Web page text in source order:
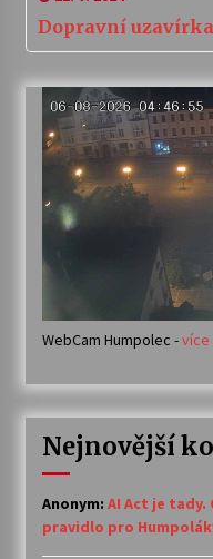
Dopravní uzavírka
WebCam Humpolec -více
Nejnovější
Anonym: AI Act je tady.
pravidlo pro